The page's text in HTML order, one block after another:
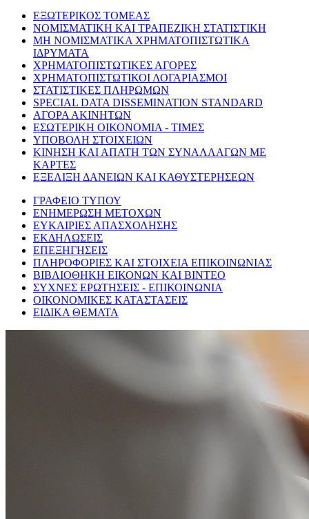
ΕΞΩΤΕΡΙΚΟΣ ΤΟΜΕΑΣ
ΝΟΜΙΣΜΑΤΙΚΗ ΚΑΙ ΤΡΑΠΕΖΙΚΗ ΣΤΑΤΙΣΤΙΚΗ
ΜΗ ΝΟΜΙΣΜΑΤΙΚΑ ΧΡΗΜΑΤΟΠΙΣΤΩΤΙΚΑ
ΙΔΡΥΜΑΤΑ
ΧΡΗΜΑΤΟΠΙΣΤΩΤΙΚΕΣ ΑΓΟΡΕΣ
ΧΡΗΜΑΤΟΠΙΣΤΩΤΙΚΟΙ ΛΟΓΑΡΙΑΣΜΟΙ
ΣΤΑΤΙΣΤΙΚΕΣ ΠΛΗΡΩΜΩΝ
SPECIAL DATA DISSEMINATION STANDARD
ΑΓΟΡΑ ΑΚΙΝΗΤΩΝ
ΕΣΩΤΕΡΙΚΗ ΟΙΚΟΝΟΜΙΑ - ΤΙΜΕΣ
ΥΠΟΒΟΛΗ ΣΤΟΙΧΕΙΩΝ
ΚΙΝΗΣΗ ΚΑΙ ΑΠΑΤΗ ΤΩΝ ΣΥΝΑΛΛΑΓΩΝ ΜΕ
ΚΑΡΤΕΣ
ΕΞΕΛΙΞΗ ΔΑΝΕΙΩΝ ΚΑΙ ΚΑΘΥΣΤΕΡΗΣΕΩΝ
ΓΡΑΦΕΙΟ ΤΥΠΟΥ
ΕΝΗΜΕΡΩΣΗ ΜΕΤΟΧΩΝ
ΕΥΚΑΙΡΙΕΣ ΑΠΑΣΧΟΛΗΣΗΣ
ΕΚΔΗΛΩΣΕΙΣ
ΕΠΕΞΗΓΗΣΕΙΣ
ΠΛΗΡΟΦΟΡΙΕΣ ΚΑΙ ΣΤΟΙΧΕΙΑ ΕΠΙΚΟΙΝΩΝΙΑΣ
ΒΙΒΛΙΟΘΗΚΗ ΕΙΚΟΝΩΝ ΚΑΙ ΒΙΝΤΕΟ
ΣΥΧΝΕΣ ΕΡΩΤΗΣΕΙΣ - ΕΠΙΚΟΙΝΩΝΙΑ
ΟΙΚΟΝΟΜΙΚΕΣ ΚΑΤΑΣΤΑΣΕΙΣ
ΕΙΔΙΚΑ ΘΕΜΑΤΑ